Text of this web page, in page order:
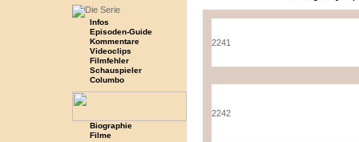
Infos
Episoden-Guide
Kommentare
Videoclips
Filmfehler
Schauspieler
Columbo
Biographie
Filme
2241
2242